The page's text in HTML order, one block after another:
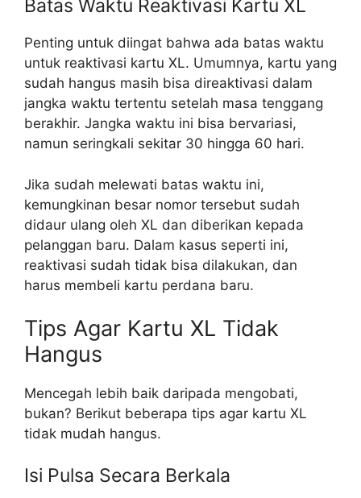
Batas Waktu Reaktivasi Kartu XL
Penting untuk diingat bahwa ada batas waktu
untuk reaktivasi kartu XL. Umumnya, kartu yang
sudah hangus masih bisa direaktivasi dalam
jangka waktu tertentu setelah masa tenggang
berakhir. Jangka waktu ini bisa bervariasi,
namun seringkali sekitar 30 hingga 60 hari.
Jika sudah melewati batas waktu ini,
kemungkinan besar nomor tersebut sudah
didaur ulang oleh XL dan diberikan kepada
pelanggan baru. Dalam kasus seperti ini,
reaktivasi sudah tidak bisa dilakukan, dan
harus membeli kartu perdana baru.
Tips Agar Kartu XL Tidak
Hangus
Mencegah lebih baik daripada mengobati,
bukan? Berikut beberapa tips agar kartu XL
tidak mudah hangus.
Isi Pulsa Secara Berkala